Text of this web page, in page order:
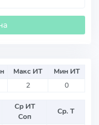
Макс ИТ
Мин ИТ
2 0
Ср ИТ
Соп
Ср. Т